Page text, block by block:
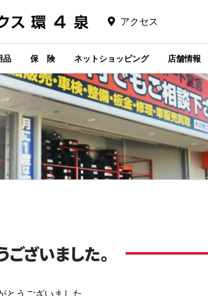
アクセス
品 保 険 ネットショッピング 店舗情報
ざいました。